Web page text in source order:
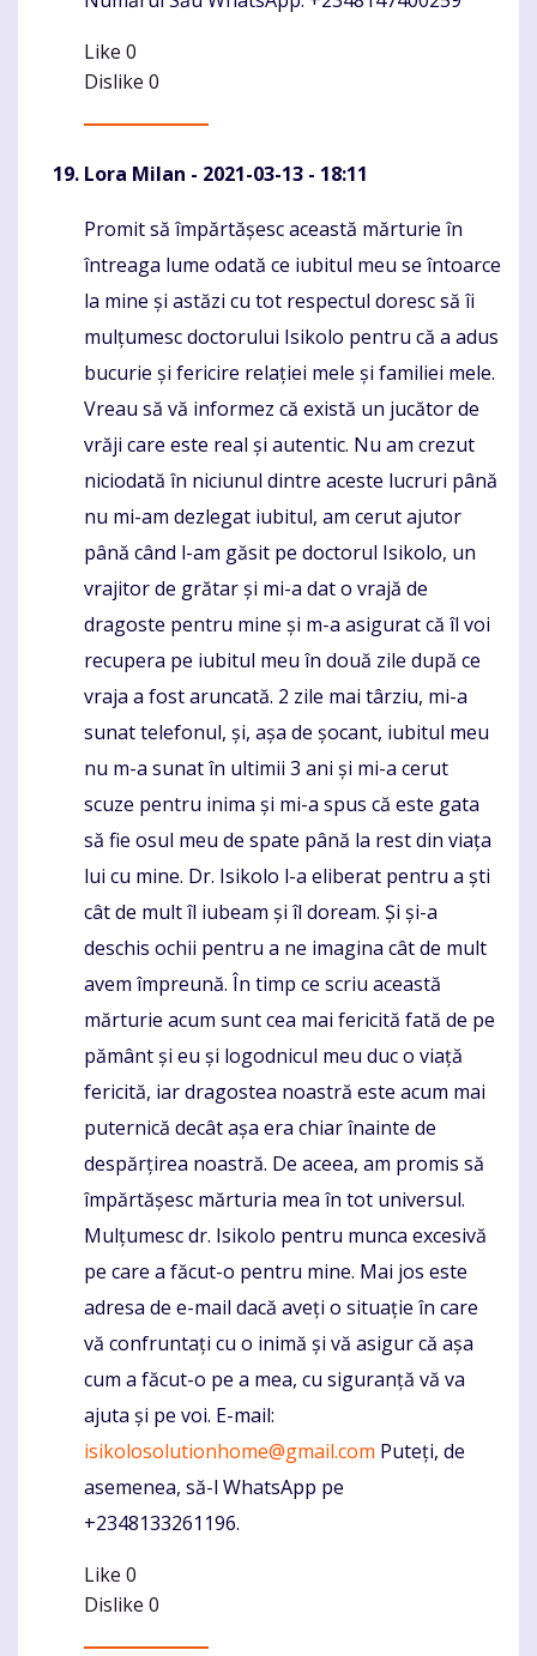
Like 0
Dislike 0
Lora Milan - 2021-03-13 - 18:11
Komentaras
Promit să împărtășesc această mărturie în
întreaga lume odată ce iubitul meu se întoarce
la mine și astăzi cu tot respectul doresc să îi
mulțumesc doctorului Isikolo pentru că a adus
bucurie și fericire relației mele și familiei mele.
Vreau să vă informez că există un jucător de
vrăji care este real și autentic. Nu am crezut
niciodată în niciunul dintre aceste lucruri până
nu mi-am dezlegat iubitul, am cerut ajutor
până când l-am găsit pe doctorul Isikolo, un
vrajitor de grătar și mi-a dat o vrajă de
dragoste pentru mine și m-a asigurat că îl voi
recupera pe iubitul meu în două zile după ce
vraja a fost aruncată. 2 zile mai târziu, mi-a
sunat telefonul, și, așa de șocant, iubitul meu
nu m-a sunat în ultimii 3 ani și mi-a cerut
scuze pentru inima și mi-a spus că este gata
să fie osul meu de spate până la rest din viața
lui cu mine. Dr. Isikolo l-a eliberat pentru a ști
cât de mult îl iubeam și îl doream. Și și-a
deschis ochii pentru a ne imagina cât de mult
avem împreună. În timp ce scriu această
mărturie acum sunt cea mai fericită fată de pe
pământ și eu și logodnicul meu duc o viață
fericită, iar dragostea noastră este acum mai
puternică decât așa era chiar înainte de
despărțirea noastră. De aceea, am promis să
împărtășesc mărturia mea în tot universul.
Mulțumesc dr. Isikolo pentru munca excesivă
pe care a făcut-o pentru mine. Mai jos este
adresa de e-mail dacă aveți o situație în care
vă confruntați cu o inimă și vă asigur că așa
cum a făcut-o pe a mea, cu siguranță vă va
ajuta și pe voi. E-mail:
isikolosolutionhome@gmail.com Puteți, de
asemenea, să-l WhatsApp pe
+2348133261196.
Like 0
Dislike 0